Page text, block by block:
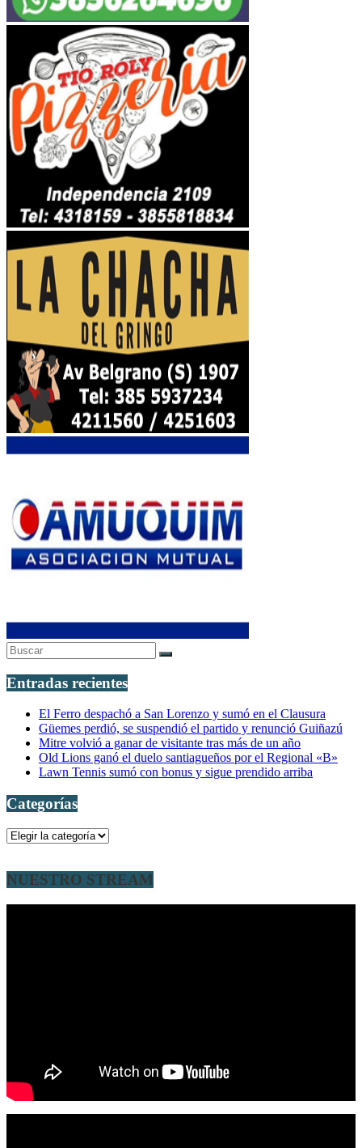
Entradas recientes
El Ferro despachó a San Lorenzo y sumó en el Clausura
Güemes perdió, se suspendió el partido y renunció Guiñazú
Mitre volvió a ganar de visitante tras más de un año
Old Lions ganó el duelo santiagueños por el Regional «B»
Lawn Tennis sumó con bonus y sigue prendido arriba
Categorías
Categorías
NUESTRO STREAM